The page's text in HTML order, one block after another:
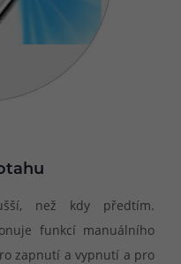
než kdy předtím.
funkcí manuálního
zapnutí a vypnutí a pro